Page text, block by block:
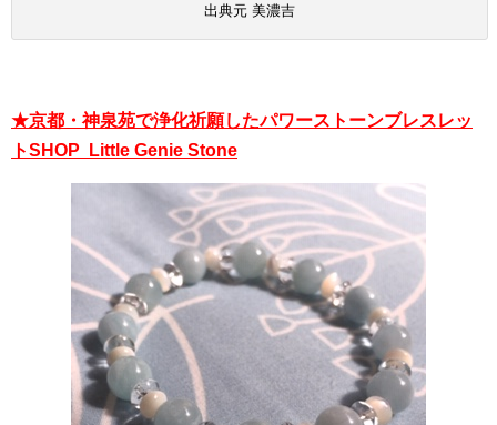
出典元 美濃吉
★京都・神泉苑で浄化祈願したパワーストーンブレスレッ
トSHOP Little Genie Stone